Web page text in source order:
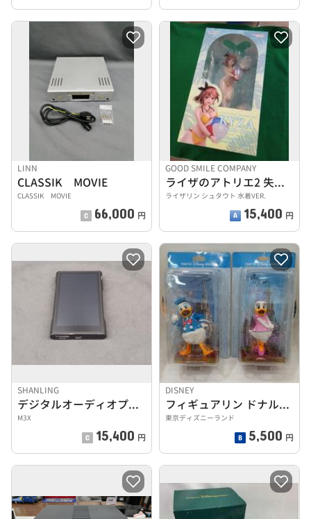
LINN
CLASSIK MOVIE
CLASSIK MOVIE
66,000 円
GOOD SMILE COMPANY
ライザのアトリエ2 失われた伝承と秘密の妖精
ライザリン シュタウト 水着VER.
15,400 円
SHANLING
デジタルオーディオプレーヤー
M3X
15,400 円
DISNEY
フィギュアリン ドナルド デイジー
東京ディズニーランド
5,500 円